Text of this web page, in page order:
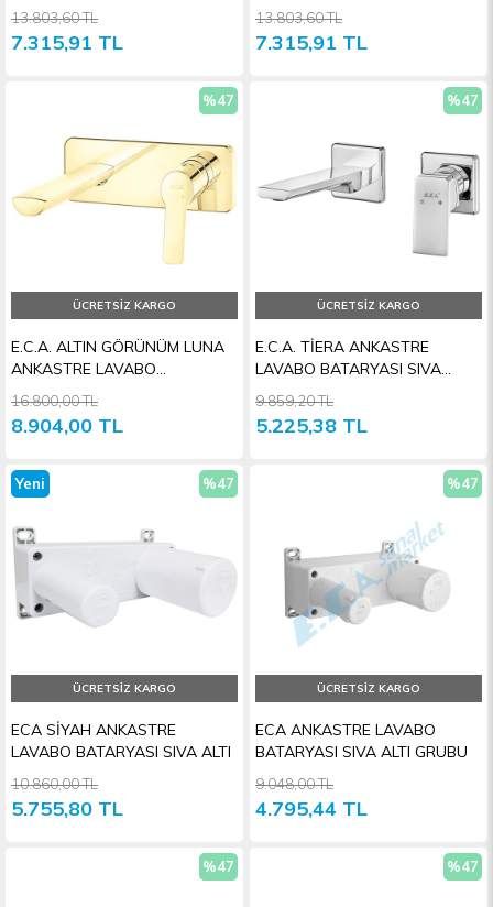
BATARYASI
7.315,91 TL
13.803,60 TL BATARYASI SIVA ÜSTÜ GRUBU
7.315,91 TL
13.803,60 TL
E.C.A. ALTIN GÖRÜNÜM LUNA
ANKASTRE LAVABO
BATARYASI SIVA ÜSTÜ
8.904,00 TL
16.800,00 TL
%47
ÜCRETSIZ KARGO
E.C.A. TİERA ANKASTRE
LAVABO BATARYASI SIVA
ÜSTÜ GRUBU
5.225,38 TL
9.859,20 TL
%47
ÜCRETSIZ KARGO
ECA SİYAH ANKASTRE
LAVABO BATARYASI SIVA ALTI
5.755,80 TL
10.860,00 TL
%47
ÜCRETSIZ KARGO
Yeni
ECA ANKASTRE LAVABO
BATARYASI SIVA ALTI GRUBU
4.795,44 TL
9.048,00 TL
%47
ÜCRETSIZ KARGO
%47
%47